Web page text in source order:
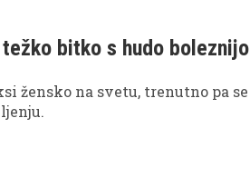
bitko s hudo boleznijo
žensko na svetu, trenutno pa se